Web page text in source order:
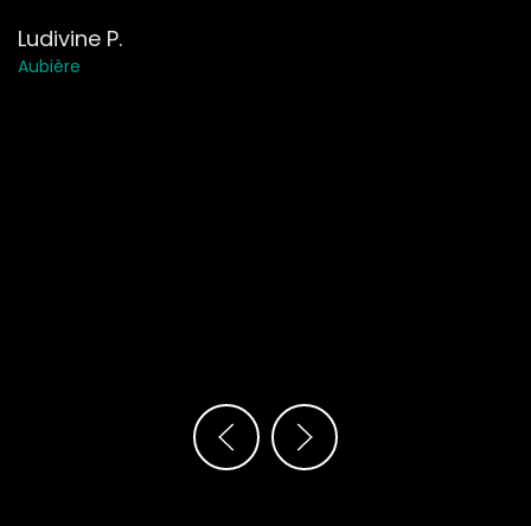
Ludivine P.
Aubière